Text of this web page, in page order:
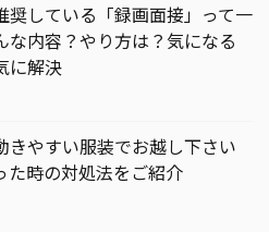
奨している「録画面接」って一
な内容？やり方は？気になる
に解決
きやすい服装でお越し下さい
た時の対処法をご紹介